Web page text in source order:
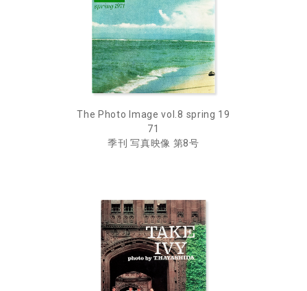
The Photo Image vol.8 spring 19
71
季刊 写真映像 第8号